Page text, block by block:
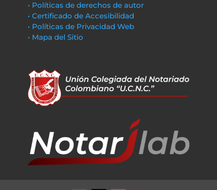
• Políticas de derechos de autor
• Certificado de Accesibilidad
• Políticas de Privacidad Web
• Mapa del Sitio